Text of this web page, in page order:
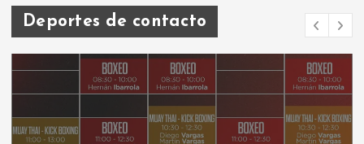
Deportes de contacto